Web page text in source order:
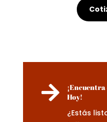

Hoy!
¿Estás